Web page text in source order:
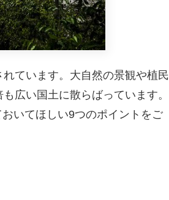
ています。大自然の景観や植民
広い国土に散らばっています。
いてほしい9つのポイントをご